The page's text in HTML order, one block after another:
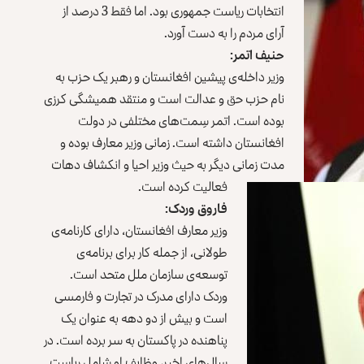
انتخابات ریاست جمهوری بود. اما فقط 3 درصد از
آرای مردم را به دست آورد.
حنیف اتمر:
وزیر‌ داخله‌ی پیشین افغانستان و رهبر یک حزب به
نام حزب حق و عدالت است‌ و منتقد همیشگی کرزی
بوده است. اتمر سِمت‌های‌ مختلفی در دولت
افغانستان داشته است. زمانی وزیر معارف بوده و
مدت زمانی دیگر به حیث وزیر احیا و انکشاف دهات
فعالیت کرده است.
فاروق وردک:
وزیر معارف افغانستان، دارای‌ کارنامه‌ی
طولانی، از جمله کار برای برنامه‌ی
توسعه‌ی سازمان ملل متحد است.
وردک دارای مدرک در تجارت و فارمسی
است‌ و بیش از دو دهه به عنوان یک
پناهنده در پاکستان به سر برده است. در